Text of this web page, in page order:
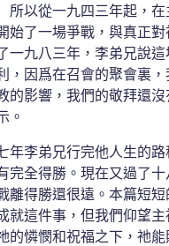
所以從一九四三年起，
始了一場爭戰，與真正
一九八三年，李弟兄說
，因爲在召會的聚會裏
的影響，我們的敬拜還
。
年李弟兄行完他人生的
完全得勝。現在又過了
離得勝還很遠。本篇短
就這件事，但我們仰望
的憐憫和祝福之下，祂